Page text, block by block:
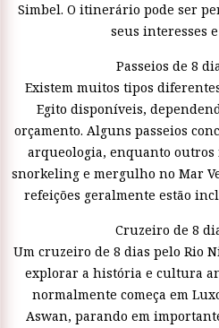
Simbel. O itinerário pode ser
seus interesses
Passeios de 8
Existem muitos tipos
Egito disponíveis,
orçamento. Alguns passeios
arqueologia, enquanto
snorkeling e mergulho no Mar
refeições geralmente estão
Cruzeiro de 8
Um cruzeiro de 8 dias pelo Rio
explorar a história e cultura
normalmente começa em
Aswan, parando em